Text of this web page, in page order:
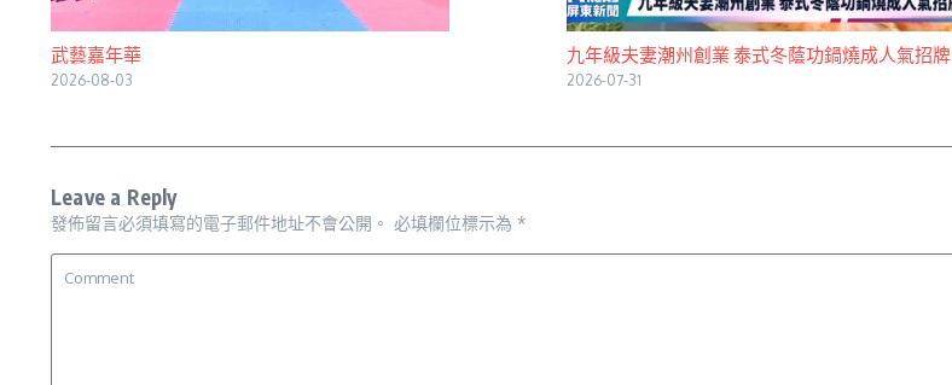
武藝嘉年華
2026-08-03
九年級夫妻潮州創業 泰式冬蔭功鍋燒成人氣招牌
2026-07-31
Leave a Reply
發佈留言必須填寫的電子郵件地址不會公開。 必填欄位標示為 *